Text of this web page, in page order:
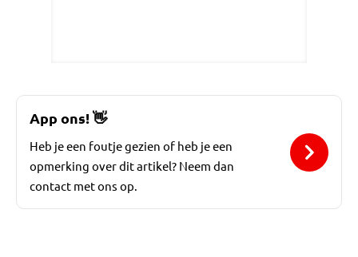
App ons!👋
Heb je een foutje gezien of heb je een
opmerking over dit artikel? Neem dan
contact met ons op.